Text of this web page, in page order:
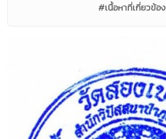
#เนื้อหาที่เกี่ยวข้อง